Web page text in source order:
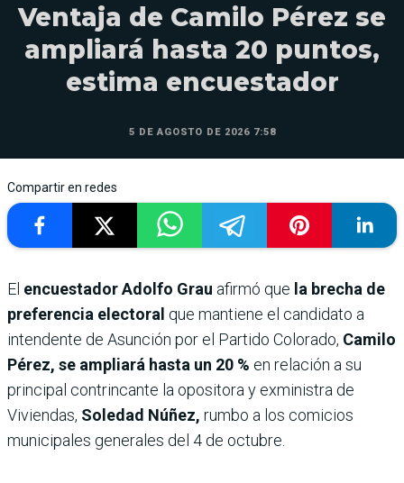
Ventaja de Camilo Pérez se
ampliará hasta 20 puntos,
estima encuestador
5 DE AGOSTO DE 2026 7:58
Compartir en redes
El encuestador Adolfo Grau afirmó que la brecha de
preferencia electoral que mantiene el candidato a
intendente de Asunción por el Partido Colorado, Camilo
Pérez, se ampliará hasta un 20 % en relación a su
principal contrincante la opositora y exministra de
Viviendas, Soledad Núñez, rumbo a los comicios
municipales generales del 4 de octubre.